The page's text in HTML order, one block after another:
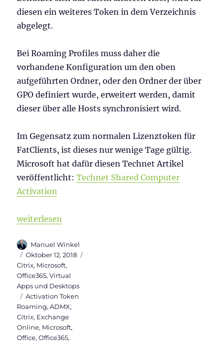
diesen ein weiteres Token in dem Verzeichnis
abgelegt.
Bei Roaming Profiles muss daher die
vorhandene Konfiguration um den oben
aufgeführten Ordner, oder den Ordner der über
GPO definiert wurde, erweitert werden, damit
dieser über alle Hosts synchronisiert wird.
Im Gegensatz zum normalen Lizenztoken für
FatClients, ist dieses nur wenige Tage gültig.
Microsoft hat dafür diesen Technet Artikel
veröffentlicht:Technet Shared Computer
Activation
„Aktivierung von Office365 über mehrere Citrix
weiterlesen
Autor
Manuel Winkel
Veröffentlicht
am
Oktober 12, 2018
Citrix, Microsoft,
Office365,Virtual
Apps und Desktops
Schlagwörter
Activation Token
Roaming,ADMX,
Citrix, Exchange
Online, Microsoft,
Office,Office365,